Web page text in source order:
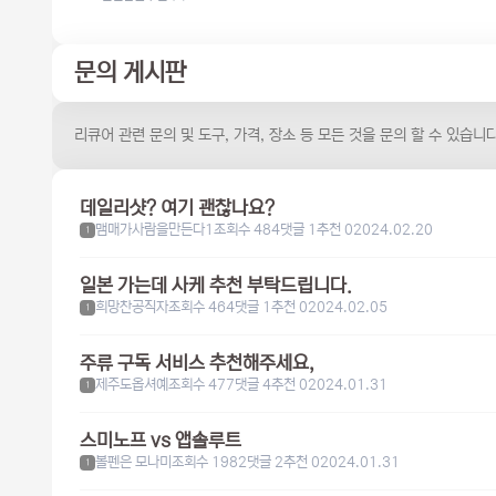
문의 게시판
리큐어 관련 문의 및 도구, 가격, 장소 등 모든 것을 문의 할 수 있습니
데일리샷? 여기 괜찮나요?
1 맴매가사람을만든다1 조회수 484댓글 1 추천 02024.02.20
일본 가는데 사케 추천 부탁드립니다.
1 희망찬공직자조회수 464댓글 1 추천 02024.02.05
주류 구독 서비스 추천해주세요,
1 제주도옵셔예 조회수 477댓글 4추천 02024.01.31
스미노프 vs 앱솔루트
1 볼펜은 모나미 조회수 1982댓글 2추천 02024.01.31